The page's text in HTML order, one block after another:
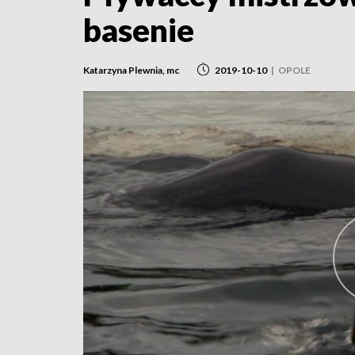
basenie
Katarzyna Plewnia, mc 2019-10-10 | OPOLE